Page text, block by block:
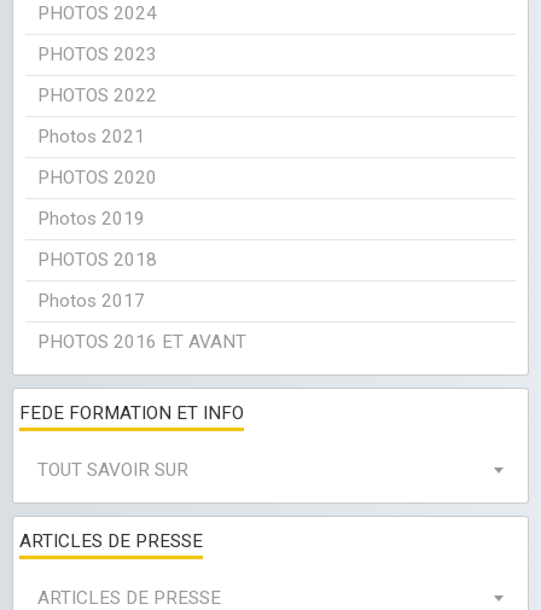
PHOTOS 2024
PHOTOS 2023
PHOTOS 2022
Photos 2021
PHOTOS 2020
Photos 2019
PHOTOS 2018
Photos 2017
PHOTOS 2016 ET AVANT
FEDE FORMATION ET INFO
TOUT SAVOIR SUR
ARTICLES DE PRESSE
ARTICLES DE PRESSE